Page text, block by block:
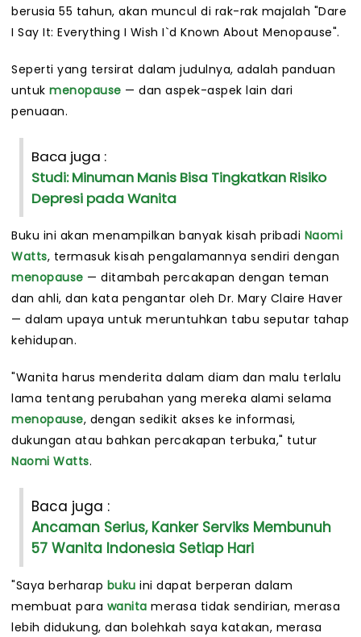
berusia 55 tahun, akan muncul di rak-rak majalah "Dare
I Say It: Everything I Wish I`d Known About Menopause".
Seperti yang tersirat dalam judulnya, adalah panduan
untuk menopause — dan aspek-aspek lain dari
penuaan.
Baca juga :
Studi: Minuman Manis Bisa Tingkatkan Risiko
Depresi pada Wanita
Buku ini akan menampilkan banyak kisah pribadi Naomi
Watts, termasuk kisah pengalamannya sendiri dengan
menopause — ditambah percakapan dengan teman
dan ahli, dan kata pengantar oleh Dr. Mary Claire Haver
— dalam upaya untuk meruntuhkan tabu seputar tahap
kehidupan.
"Wanita harus menderita dalam diam dan malu terlalu
lama tentang perubahan yang mereka alami selama
menopause, dengan sedikit akses ke informasi,
dukungan atau bahkan percakapan terbuka," tutur
Naomi Watts.
Baca juga :
Ancaman Serius, Kanker Serviks Membunuh
57 Wanita Indonesia Setiap Hari
"Saya berharap buku ini dapat berperan dalam
membuat para wanita merasa tidak sendirian, merasa
lebih didukung, dan bolehkah saya katakan, merasa